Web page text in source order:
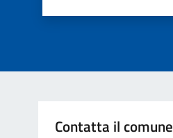
Contatta il comune